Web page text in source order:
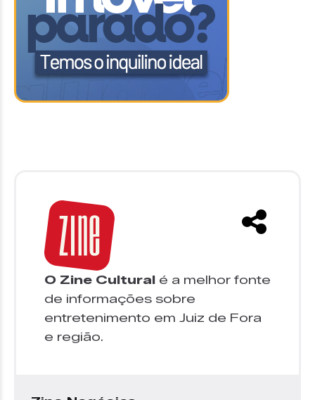
O Zine Cultural é a melhor fonte
de informações sobre
entretenimento em Juiz de Fora
e região.